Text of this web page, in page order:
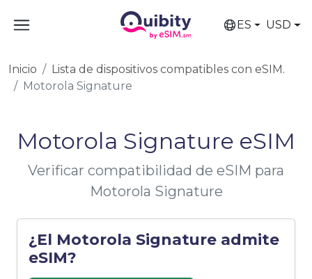
ES USD
Inicio
Lista de dispositivos compatibles con eSIM.
Motorola Signature
Motorola Signature eSIM
Verificar compatibilidad de eSIM para
Motorola Signature
¿El Motorola Signature admite
eSIM?